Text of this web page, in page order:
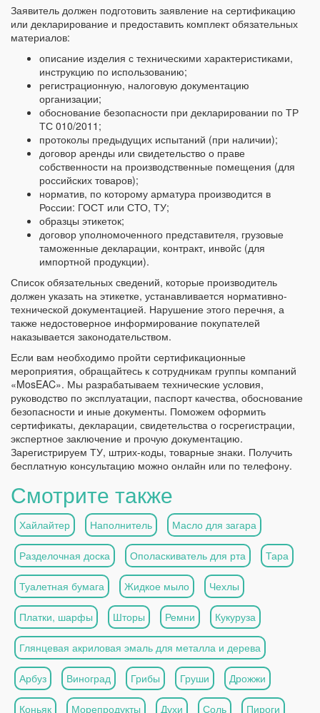
Заявитель должен подготовить заявление на сертификацию
или декларирование и предоставить комплект обязательных
материалов:
описание изделия с техническими характеристиками,
инструкцию по использованию;
регистрационную, налоговую документацию
организации;
обоснование безопасности при декларировании по ТР
ТС 010/2011;
протоколы предыдущих испытаний (при наличии);
договор аренды или свидетельство о праве
собственности на производственные помещения (для
российских товаров);
норматив, по которому арматура производится в
России: ГОСТ или СТО, ТУ;
образцы этикеток;
договор уполномоченного представителя, грузовые
таможенные декларации, контракт, инвойс (для
импортной продукции).
Список обязательных сведений, которые производитель
должен указать на этикетке, устанавливается нормативно-
технической документацией. Нарушение этого перечня, а
также недостоверное информирование покупателей
наказывается законодательством.
Если вам необходимо пройти сертификационные
мероприятия, обращайтесь к сотрудникам группы компаний
«MosEAC». Мы разрабатываем технические условия,
руководство по эксплуатации, паспорт качества, обоснование
безопасности и иные документы. Поможем оформить
сертификаты, декларации, свидетельства о госрегистрации,
экспертное заключение и прочую документацию.
Зарегистрируем ТУ, штрих-коды, товарные знаки. Получить
бесплатную консультацию можно онлайн или по телефону.
Смотрите также
Хайлайтер Наполнитель Масло для загара
Разделочная доска Ополаскиватель для рта Тара
Туалетная бумага Жидкое мыло Чехлы
Платки, шарфы Шторы Ремни Кукуруза
Глянцевая акриловая эмаль для металла и дерева
Арбуз Виноград Грибы Груши Дрожжи
Коньяк Морепродукты Духи Соль Пироги